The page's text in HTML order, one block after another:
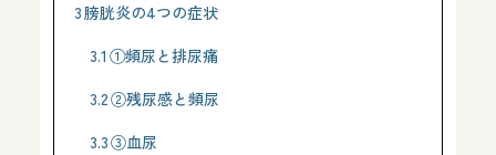
3膀胱炎の4つの症状
3.1 ①頻尿と排尿痛
3.2②残尿感と頻尿
3.3③血尿